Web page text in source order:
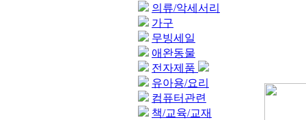
의류/악세서리
가구
무빙세일
애완동물
전자제품
유아용/요리
컴퓨터관련
책/교육/교재